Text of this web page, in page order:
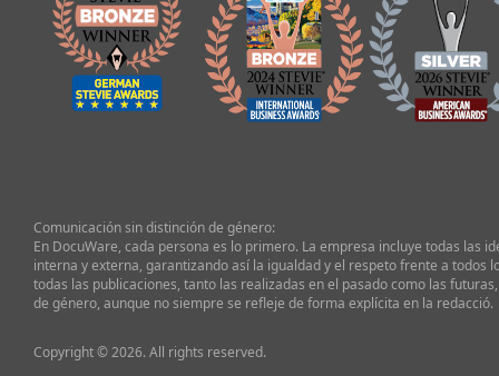
Comunicación sin distinción de género:
En DocuWare, cada persona es lo primero. La empresa incluye todas las
interna y externa, garantizando así la igualdad y el respeto frente a todos
todas las publicaciones, tanto las realizadas en el pasado como las
de género, aunque no siempre se refleje de forma explícita en la redacció.
Copyright © 2026. All rights reserved.